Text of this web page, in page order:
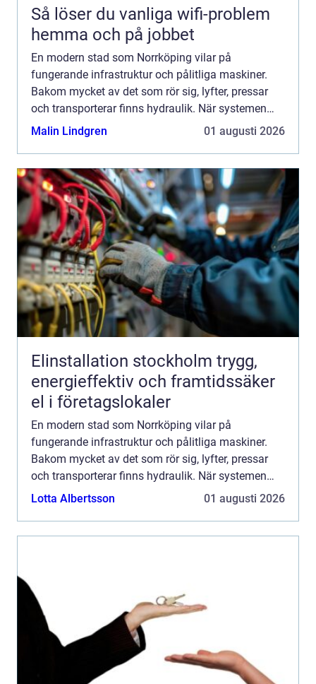
Så löser du vanliga wifi-problem
hemma och på jobbet
En modern stad som Norrköping vilar på
fungerande infrastruktur och pålitliga maskiner.
Bakom mycket av det som rör sig, lyfter, pressar
och transporterar finns hydraulik. När systemen
stannar upp märks det direkt i produktionen, i
Malin Lindgren 01 augusti 2026
Elinstallation stockholm trygg,
energieffektiv och framtidssäker
el i företagslokaler
En modern stad som Norrköping vilar på
fungerande infrastruktur och pålitliga maskiner.
Bakom mycket av det som rör sig, lyfter, pressar
och transporterar finns hydraulik. När systemen
stannar upp märks det direkt i produktionen, i
Lotta Albertsson 01 augusti 2026